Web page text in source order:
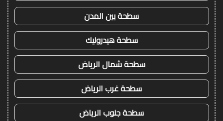
سطحة بين المدن
سطحة هيدروليك
سطحة شمال الرياض
سطحة غرب الرياض
سطحة جنوب الرياض